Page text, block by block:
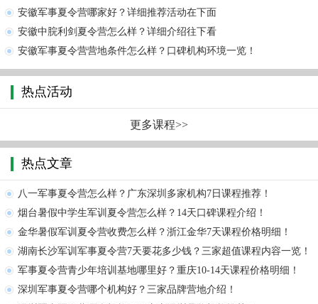
安徽军事夏令营哪家好？详细推荐活动在下面
安徽中脘利剑夏令营怎么样？详细介绍往下看
安徽军事夏令营营地条件怎么样？口碑机构环境一览！
热点活动
更多课程>>
热点文章
八一军事夏令营怎么样？广东深圳多家机构7日课程推荐！
烟台暑假中学生军训夏令营怎么样？14天口碑课程介绍！
金华暑假军训夏令营收费怎么样？浙江金华7天课程价格明细！
湖南长沙军训军事夏令营7天要花多少钱？三家超值课程内容一览！
军事夏令营青少年培训基地哪里好？重庆10-14天课程价格明细！
深圳军事夏令营哪个机构好？三家品牌营地介绍！